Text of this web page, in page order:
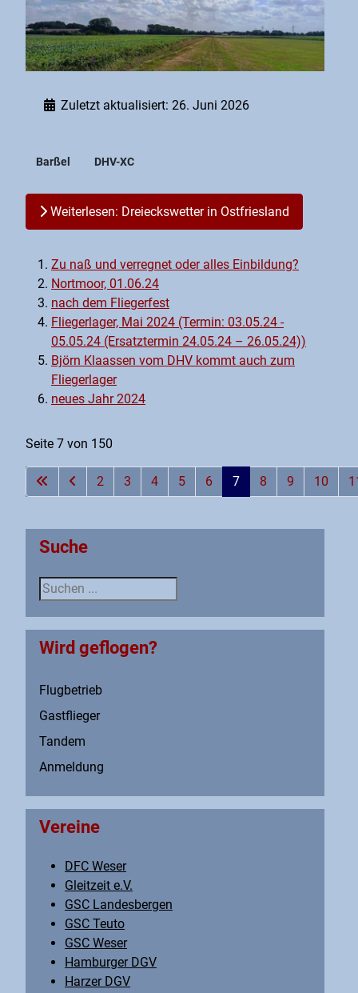
Zuletzt aktualisiert: 26. Juni 2026
Barßel DHV-XC
Weiterlesen: Dreieckswetter in Ostfriesland
Zu naß und verregnet oder alles Einbildung?
Nortmoor, 01.06.24
nach dem Fliegerfest
Fliegerlager, Mai 2024 (Termin: 03.05.24 -
05.05.24 (Ersatztermin 24.05.24 – 26.05.24))
Björn Klaassen vom DHV kommt auch zum
Fliegerlager
neues Jahr 2024
Seite 7 von 150
2 3 4 5 6 7 8 9 10
Suche
Suche
Wird geflogen?
Flugbetrieb
Gastflieger
Tandem
Anmeldung
Vereine
DFC Weser
Gleitzeit e.V.
GSC Landesbergen
GSC Teuto
GSC Weser
Hamburger DGV
Harzer DGV